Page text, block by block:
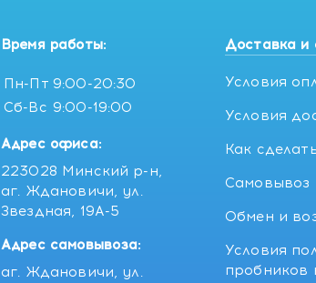
Время работы:
Пн-Пт 9:00-20:30
Сб-Вс 9:00-19:00
Адрес офиса:
223028 Минский р-н,
аг. Ждановичи, ул.
Звездная, 19А-5
Адрес самовывоза:
аг. Ждановичи, ул.
Доставка и
Условия
Условия
Как
Самовывоз
Обмен и
Условия
пробников